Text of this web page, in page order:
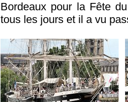
Bordeaux pour la Fête
tous les jours et il a vu